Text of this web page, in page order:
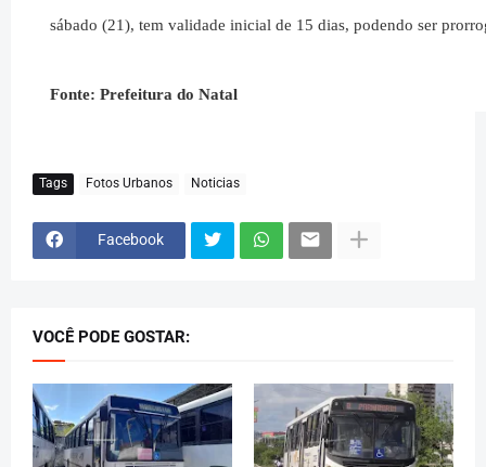
sábado (21), tem validade inicial de 15 dias, podendo ser
Fonte: Prefeitura do Natal
Tags Fotos Urbanos Noticias
Facebook
VOCÊ PODE GOSTAR: